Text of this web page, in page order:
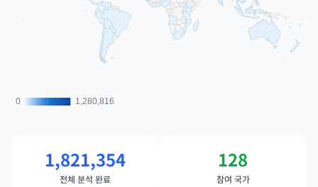
0
0 1,280,816
1,280,816
1,821,354
전체 분석 완료
128
참여 국가